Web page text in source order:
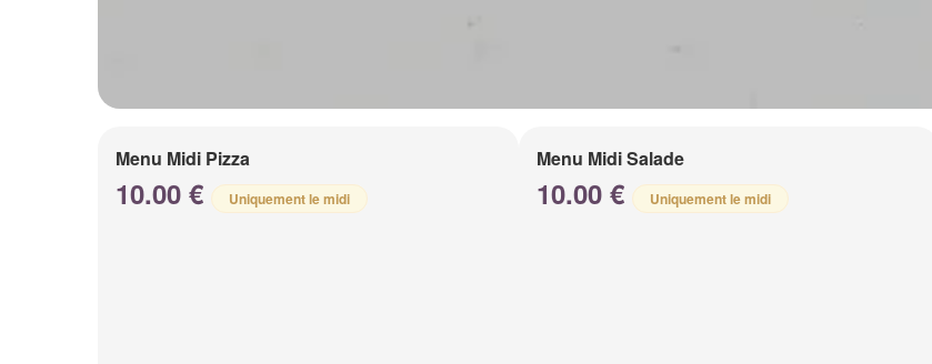
Menu Midi Pizza
10.00 € Uniquement le midi
Menu Midi Salade
10.00 € Uniquement le midi